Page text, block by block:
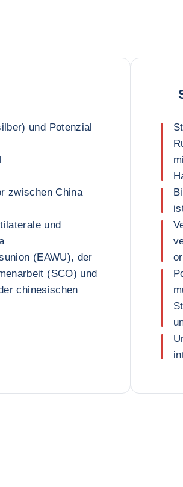
und Potenzial
zwischen China
und
(EAWU), der
(SCO) und
chinesischen